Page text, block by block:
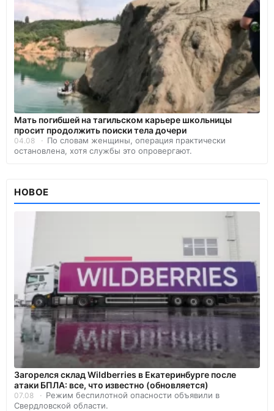
Мать погибшей на тагильском карьере школьницы
просит продолжить поиски тела дочери
04.08
По словам женщины, операция практически
остановлена, хотя службы это опровергают.
НОВОЕ
Загорелся склад Wildberries в Екатеринбурге после
атаки БПЛА: все, что известно (обновляется)
07.08
Режим беспилотной опасности объявили в
Свердловской области.